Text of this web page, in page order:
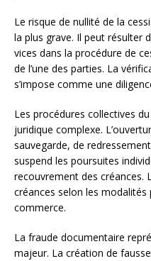
Le risque de nullité de la
la plus grave. Il peut résulter
vices dans la procédure de
de l’une des parties. La
s’impose comme une
Les procédures collectives
juridique complexe.
sauvegarde, de
suspend les poursuites
recouvrement des créances.
créances selon les modalités
commerce.
La fraude documentaire
majeur. La création de